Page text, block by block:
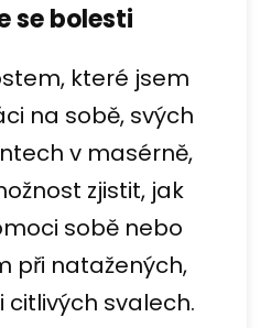
se bolesti
které jsem
na sobě, svých
v masérně,
zjistit, jak
sobě nebo
při natažených,
citlivých svalech.